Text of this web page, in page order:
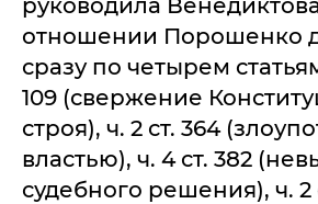
руководила
отношении Порошенко
сразу по четырем
109 (свержение
строя), ч. 2 ст. 364
властью), ч. 4 ст. 382
судебного решения), ч. 2